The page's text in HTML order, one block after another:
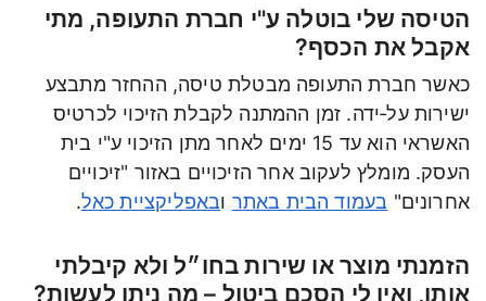
הטיסה שלי בוטלה ע"י חברת התעופה, מתי
אקבל את הכסף?
כאשר חברת התעופה מבטלת טיסה, ההחזר מתבצע
ישירות על‑ידה. זמן ההמתנה לקבלת הזיכוי לכרטיס
האשראי הוא עד 15 ימים לאחר מתן הזיכוי ע"י בית
העסק. מומלץ לעקוב אחר הזיכויים באזור "זיכויים
אחרונים" בעמוד הבית באתר ובאפליקציית כאל.
הזמנתי מוצר או שירות בחו״ל ולא קיבלתי
אותו, ואין לי הסכם ביטול – מה ניתן לעשות?